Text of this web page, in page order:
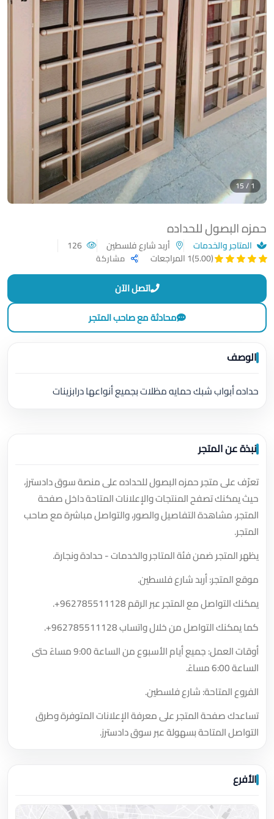
حمزه البصول للحداده
المتاجر والخدمات أربد شارع فلسطين
(5.00)
1 المراجعات مشاركة
1 / 15
اتصل الآن
محادثة مع صاحب المتجر
الوصف
حداده أبواب شبك حمايه مظلات بجميع أنواعها درابزينات
نبذة عن المتجر
تعرّف على متجر حمزه البصول للحداده على منصة سوق دادسترز،
حيث يمكنك تصفح المنتجات والإعلانات المتاحة داخل صفحة
المتجر، مشاهدة التفاصيل والصور، والتواصل مباشرة مع صاحب
المتجر.
يظهر المتجر ضمن فئة المتاجر والخدمات - حدادة ونجارة.
موقع المتجر: أربد شارع فلسطين.
يمكنك التواصل مع المتجر عبر الرقم+962785511128
.
كما يمكنك التواصل من خلال واتساب+962785511128
.
أوقات العمل: جميع أيام الأسبوع من الساعة 9:00 مساءً حتى
الساعة 6:00 مساءً.
الفروع المتاحة: شارع فلسطين.
تساعدك صفحة المتجر على معرفة الإعلانات المتوفرة وطرق
التواصل المتاحة بسهولة عبر سوق دادسترز.
الأفرع